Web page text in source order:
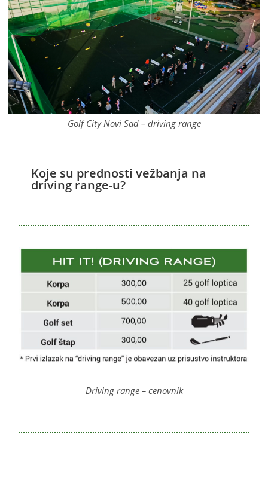
Golf City Novi Sad – driving range
Koje su prednosti vežbanja na
driving range-u?
Driving range – cenovnik